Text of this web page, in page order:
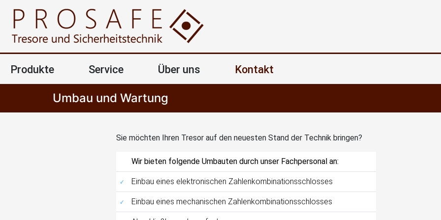
Produkte Service Über uns Kontakt
Umbau und Wartung
Sie möchten Ihren Tresor auf den neuesten Stand der Technik bringen?
Wir bieten folgende Umbauten durch unser Fachpersonal an:
Einbau eines elektronischen Zahlenkombinationsschlosses
Einbau eines mechanischen Zahlenkombinationsschlosses